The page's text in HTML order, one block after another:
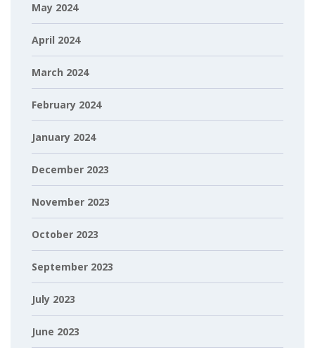
May 2024
April 2024
March 2024
February 2024
January 2024
December 2023
November 2023
October 2023
September 2023
July 2023
June 2023